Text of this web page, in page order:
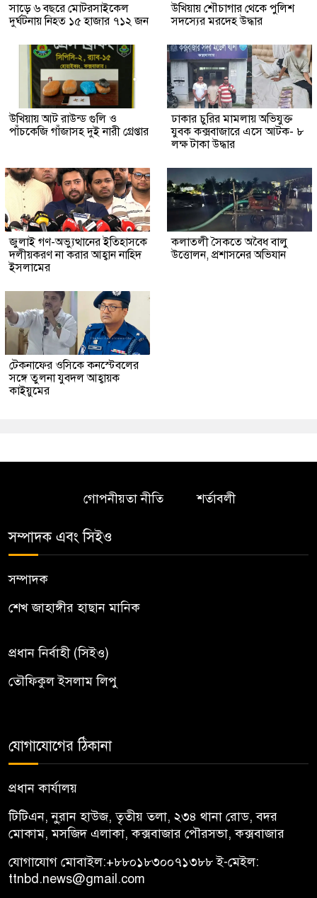
সাড়ে ৬ বছরে মোটরসাইকেল
দুর্ঘটনায় নিহত ১৫ হাজার ৭১২ জন
উখিয়ায় শৌচাগার থেকে পুলিশ
সদস্যের মরদেহ উদ্ধার
উখিয়ায় আট রাউন্ড গুলি ও
পাঁচকেজি গাঁজাসহ দুই নারী গ্রেপ্তার
ঢাকার চুরির মামলায় অভিযুক্ত
যুবক কক্সবাজারে এসে আটক- ৮
লক্ষ টাকা উদ্ধার
জুলাই গণ-অভ্যুত্থানের ইতিহাসকে
দলীয়করণ না করার আহ্বান নাহিদ
ইসলামের
কলাতলী সৈকতে অবৈধ বালু
উত্তোলন, প্রশাসনের অভিযান
টেকনাফের ওসিকে কনস্টেবলের
সঙ্গে তুলনা যুবদল আহ্বায়ক
কাইয়ুমের
গোপনীয়তা নীতি শর্তাবলী
সম্পাদক এবং সিইও
সম্পাদক
শেখ জাহাঙ্গীর হাছান মানিক
প্রধান নির্বাহী (সিইও)
তৌফিকুল ইসলাম লিপু
যোগাযোগের ঠিকানা
প্রধান কার্যালয়
টিটিএন, নু্রান হাউজ, তৃতীয় তলা, ২৩৪ থানা রোড, বদর
মোকাম, মসজিদ এলাকা, কক্সবাজার পৌরসভা, কক্সবাজার
যোগাযোগ মোবাইল:+৮৮০১৮৩০০৭১৩৮৮ই-মেইল:
ttnbd.news@gmail.com